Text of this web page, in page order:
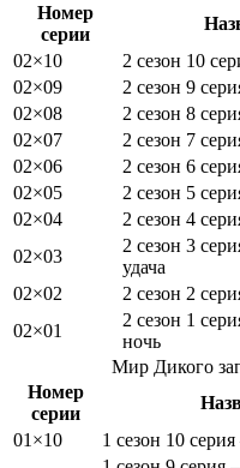
Номер
серии
02×10
2 сезон 10
02×09
2 сезон 9
02×08
2 сезон 8
02×07
2 сезон 7
02×06
2 сезон 6
02×05
2 сезон 5
02×04
2 сезон 4
02×03
2 сезон 3
удача
02×02
2 сезон 2
02×01
2 сезон 1
ночь
Мир Дикого
Номер
серии
01×10
1 сезон 10